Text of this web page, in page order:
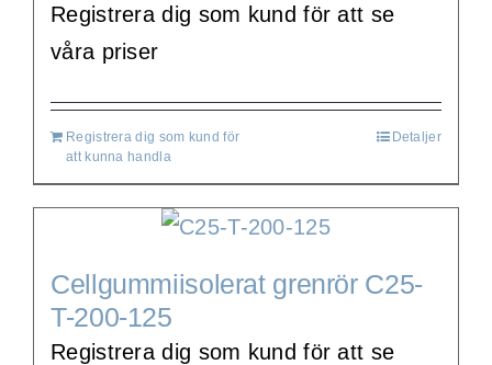
Registrera dig som kund för att se
våra priser
Registrera dig som kund för
att kunna handla
Detaljer
Cellgummiisolerat grenrör C25-
T-200-125
Registrera dig som kund för att se